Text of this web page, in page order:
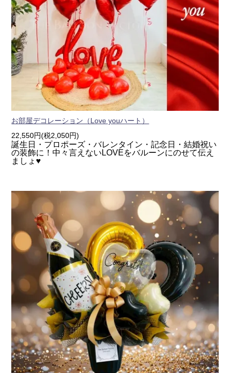
お部屋デコレーション（Love youハート）
22,550円(税2,050円)
誕生日・プロポーズ・バレンタイン・記念日・結婚祝い
の装飾に！中々言えないLOVEをバルーンにのせて伝え
ましょ♥